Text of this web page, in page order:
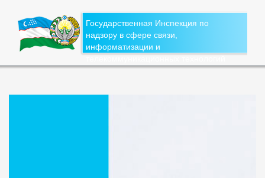
Государственная Инспекция по
надзору в сфере связи,
информатизации и